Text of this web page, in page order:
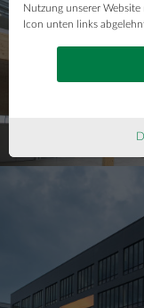
Nutzung unserer
Icon unten links